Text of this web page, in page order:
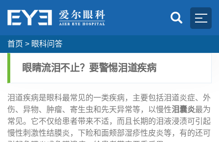
首页 > 眼科问答
眼睛流泪不止？要警惕泪道疾病
泪道疾病是眼科最常见的一类疾病，主要包括泪道炎症、外
伤、异物、肿瘤、寄生虫和先天异常等，以慢性泪囊炎最为
常见。它不仅给患者带来不适，而且长期的泪液浸渍可引起
慢性刺激性结膜炎，下睑和面颊部湿疹性皮炎等，有的还可